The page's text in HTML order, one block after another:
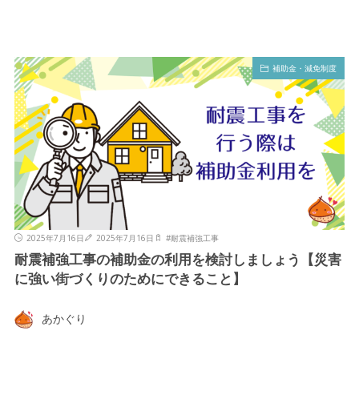
補助金・減免制度
2025年7月16日 2025年7月16日 #耐震補強工事
耐震補強工事の補助金の利用を検討しましょう【災害
に強い街づくりのためにできること】
あかぐり